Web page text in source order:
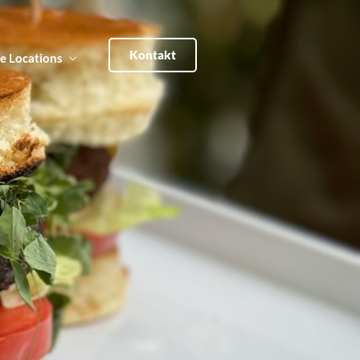
Privat
Locations
Giesserei Lokschuppen
Kontakt
Privat
Giesserei